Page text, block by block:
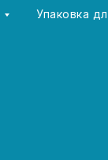
Упаковка